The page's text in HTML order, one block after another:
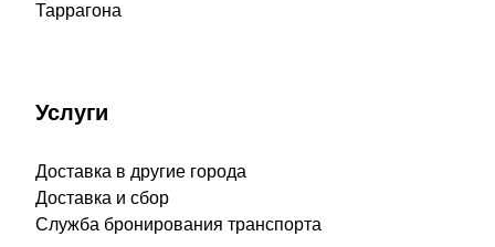
Таррагона
Услуги
Доставка в другие города
Доставка и сбор
Служба бронирования транспорта